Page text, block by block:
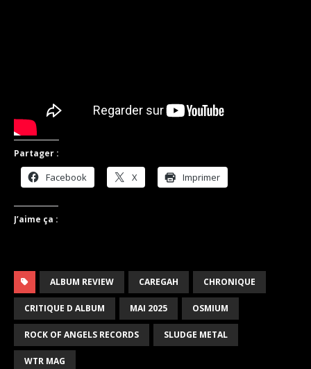
Partager :
Facebook X Imprimer
J’aime ça :
ALBUM REVIEW CAREGAH CHRONIQUE
CRITIQUE D ALBUM MAI 2025 OSMIUM
ROCK OF ANGELS RECORDS SLUDGE METAL
WTR MAG